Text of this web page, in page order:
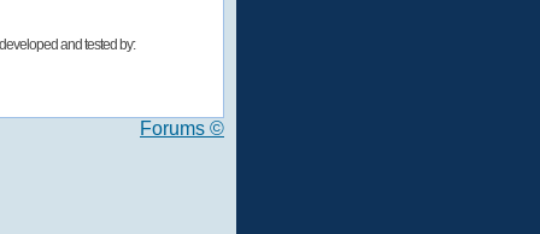
and tested by:
Forums ©